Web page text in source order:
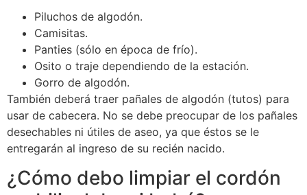
Piluchos de algodón.
Camisitas.
Panties (sólo en época de frío).
Osito o traje dependiendo de la estación.
Gorro de algodón.
También deberá traer pañales de algodón (tutos) para
usar de cabecera. No se debe preocupar de los pañales
desechables ni útiles de aseo, ya que éstos se le
entregarán al ingreso de su recién nacido.
¿Cómo debo limpiar el cordón